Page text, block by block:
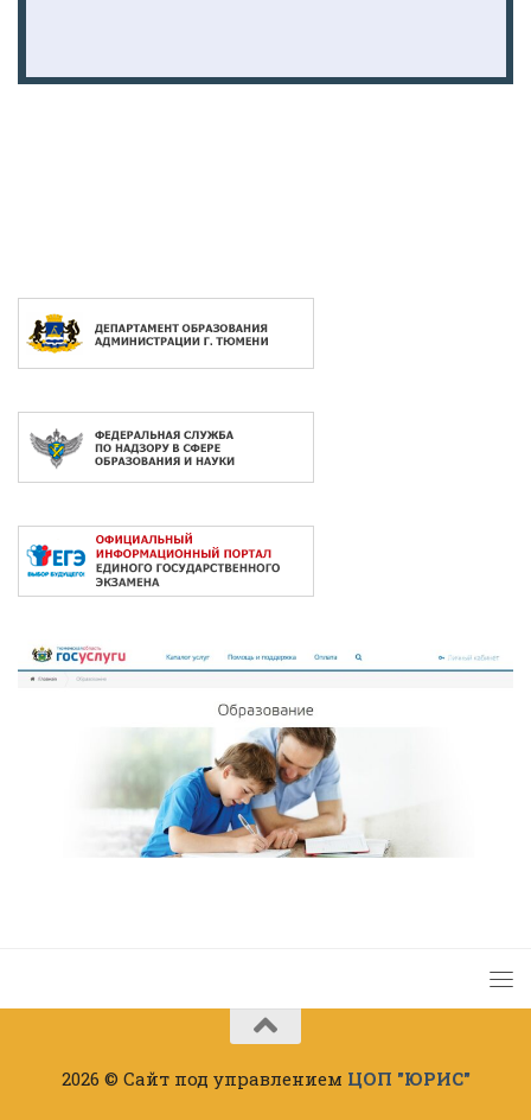
2026 © Сайт под управлением ЦОП "ЮРИС"